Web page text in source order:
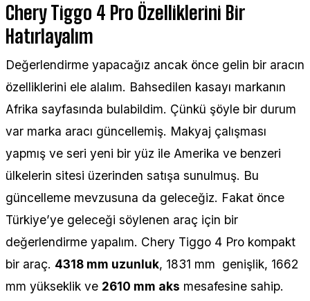
Chery Tiggo 4 Pro Özelliklerini Bir
Hatırlayalım
Değerlendirme yapacağız ancak önce gelin bir aracın
özelliklerini ele alalım. Bahsedilen kasayı markanın
Afrika sayfasında bulabildim. Çünkü şöyle bir durum
var marka aracı güncellemiş. Makyaj çalışması
yapmış ve seri yeni bir yüz ile Amerika ve benzeri
ülkelerin sitesi üzerinden satışa sunulmuş. Bu
güncelleme mevzusuna da geleceğiz. Fakat önce
Türkiye’ye geleceği söylenen araç için bir
değerlendirme yapalım. Chery Tiggo 4 Pro kompakt
bir araç. 4318 mm uzunluk, 1831 mm genişlik, 1662
mm yükseklik ve 2610 mm aks mesafesine sahip.